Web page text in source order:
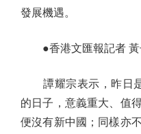
發展機遇。
●香港文匯報記者 黃
譚耀宗表示，昨日是
的日子，意義重大、值
便沒有新中國；同樣亦